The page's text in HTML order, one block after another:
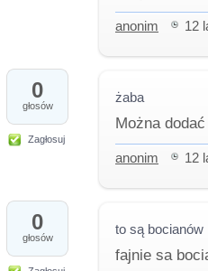
anonim 12
0
głosów
Zagłosuj
żaba
Można
anonim 12
0
głosów
to są bocianów
fajnie sa